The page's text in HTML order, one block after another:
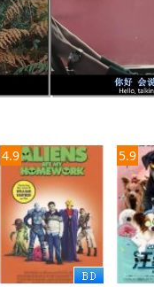
4.9 5.9